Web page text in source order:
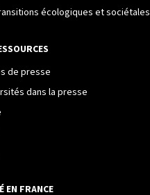
écologiques et sociétales
de presse
dans la presse
EN FRANCE